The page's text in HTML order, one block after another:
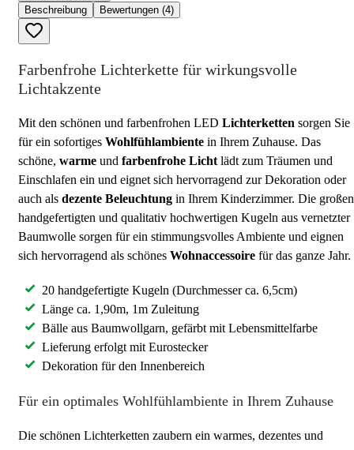
Beschreibung
Bewertungen (4)
Farbenfrohe Lichterkette für wirkungsvolle
Lichtakzente
Mit den schönen und farbenfrohen LED Lichterketten sorgen Sie
für ein sofortiges Wohlfühlambiente in Ihrem Zuhause. Das
schöne, warme und farbenfrohe Licht lädt zum Träumen und
Einschlafen ein und eignet sich hervorragend zur Dekoration oder
auch als dezente Beleuchtung in Ihrem Kinderzimmer. Die
handgefertigten und qualitativ hochwertigen Kugeln aus vernetzter
Baumwolle sorgen für ein stimmungsvolles Ambiente und eignen
sich hervorragend als schönes Wohnaccessoire für das ganze Jahr.
20 handgefertigte Kugeln (Durchmesser ca. 6,5cm)
Länge ca. 1,90m, 1m Zuleitung
Bälle aus Baumwollgarn, gefärbt mit Lebensmittelfarbe
Lieferung erfolgt mit Eurostecker
Dekoration für den Innenbereich
Für ein optimales Wohlfühlambiente in Ihrem Zuhause
Die schönen Lichterketten zaubern ein warmes, dezentes und